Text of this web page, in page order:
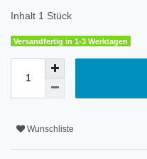
Inhalt 1 Stück
Versandfertig in 1-3 Werktagen
Wunschliste